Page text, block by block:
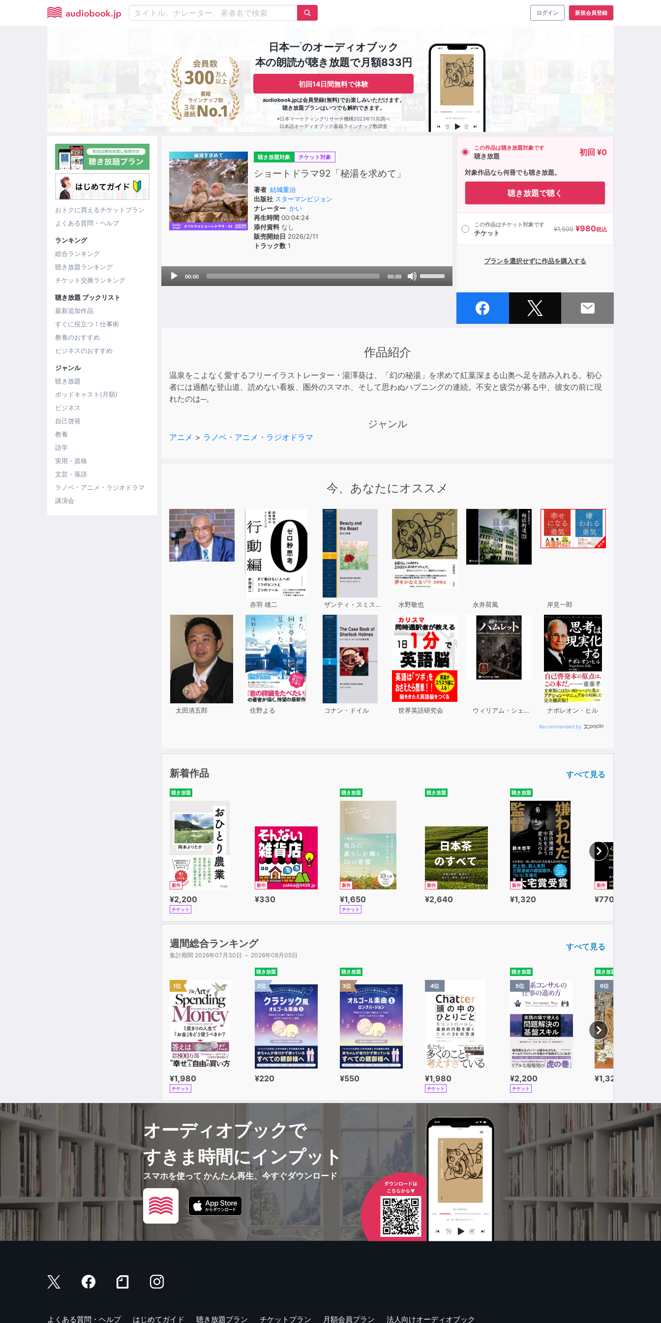
ログイン 新規会員登録
日本一※のオーディオブック
本の朗読が聴き放題で月額833円
初回14日間無料で体験
audiobook.jpは会員登録(無料)でお楽しみいただけます。
聴き放題プランはいつでも解約できます。
※日本マーケティングリサーチ機構2023年11月調べ
日本語オーディオブック書籍ラインナップ数調査
おトクに買えるチケットプラン
よくある質問・ヘルプ
ランキング
総合ランキング
聴き放題ランキング
チケット交換ランキング
聴き放題 ブックリスト
最新追加作品
すぐに役立つ！仕事術
教養のおすすめ
ビジネスのおすすめ
ジャンル
聴き放題
ポッドキャスト(月額)
ビジネス
自己啓発
教養
語学
実用・資格
文芸・落語
ラノベ・アニメ・ラジオドラマ
講演会
聴き放題対象 チケット対象
ショートドラマ92「秘湯を求めて」
著者 結城重治
出版社 スターマンビジョン
ナレーター かい
再生時間 00:04:24
添付資料なし
販売開始日 2026/2/11
トラック数 1
Audio
00:00 00:00
この作品は聴き放題対象です
聴き放題 初回 ¥0
対象作品なら何冊でも聴き放題。
聴き放題で聴く
この作品はチケット対象です
チケット ¥1,500 ¥980税込
プランを選択せずに作品を購入する
作品紹介
温泉をこよなく愛するフリーイラストレーター・湯澤葵は、「幻の秘湯」を求めて紅葉深まる山奥へ足を踏み入れる。初心
者には過酷な登山道、読めない看板、圏外のスマホ、そして思わぬハプニングの連続。不安と疲労が募る中、彼女の前に現
れたのは─。
ジャンル
アニメ > ラノベ・アニメ・ラジオドラマ
今、あなたにオススメ
赤羽 雄二 ザンティ・スミス・セラフィン 水野敬也 永井荷風 岸見一郎
太田清五郎 住野よる コナン・ドイル 世界英語研究会 ウィリアム・シェイクスピア ナポレオン・ヒル
Recommended by
新着作品 すべて見る
聴き放題
新作
¥2,200
チケット
新作
¥330
聴き放題
新作
¥1,650
チケット
聴き放題
新作
¥2,640
聴き放題
新作
¥1,320
新作
¥770
週間総合ランキング
集計期間 2026年07月30日 ～ 2026年08月05日
すべて見る
1位
¥1,980
チケット
聴き放題
2位
¥220
聴き放題
3位
¥550
4位
¥1,980
チケット
聴き放題
5位
¥2,200
チケット
聴き放題
6位
¥1,320
オーディオブックで
すきま時間にインプット
スマホを使って かんたん再生、今すぐダウンロード
よくある質問・ヘルプ はじめてガイド 聴き放題プラン チケットプラン 月額会員プラン 法人向けオーディオブック